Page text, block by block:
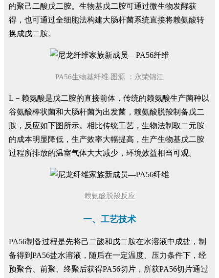
的聚己二酸戊二胺。生物基戊二胺可通过微生物发酵获
得，也可通过全细胞法构建大肠杆菌系统直接将赖氨酸转
换成戊二胺。
PA56生物基纤维 图源 ：永荣锦江
L－赖氨酸是戊二胺的直接前体，传统的赖氨酸生产菌种以
谷氨酸棒状菌和大肠杆菌为出发菌，赖氨酸脱羧制备戊二
胺，反应如下图所示。相比传统工艺，生物法制取二元胺
的成本明显降低，生产效率大幅提高，生产生物基戊二胺
过程所排放的温室气体大大减少，环境效益相当可观。
赖氨酸脱羧反应
一、工艺技术
PA56制备过程是先将己二酸和戊二胺在水溶液中成盐，制
备得到PA56盐水溶液，随后在一定温度、压力条件下，经
预聚合、前聚、终聚后获得PA56切片，所获PA56切片通过